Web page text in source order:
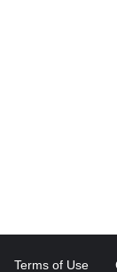
Terms of Use